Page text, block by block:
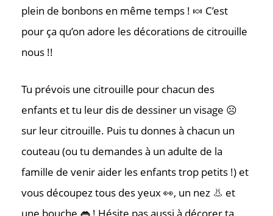
plein de bonbons en même temps ! 🍬 C’est
pour ça qu’on adore les décorations de citrouille
nous !!
Tu prévois une citrouille pour chacun des
enfants et tu leur dis de dessiner un visage ☹️
sur leur citrouille. Puis tu donnes à chacun un
couteau (ou tu demandes à un adulte de la
famille de venir aider les enfants trop petits !) et
vous découpez tous des yeux 👀, un nez 👃 et